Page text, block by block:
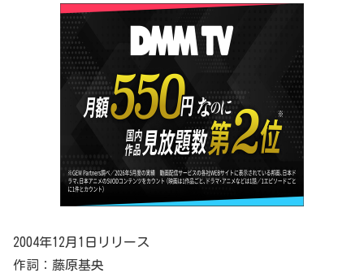
2004年12月1日リリース
作詞：藤原基央